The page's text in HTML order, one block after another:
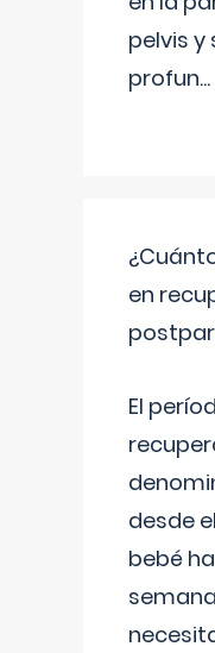
pelvis
profun...
en
El
desde
bebé